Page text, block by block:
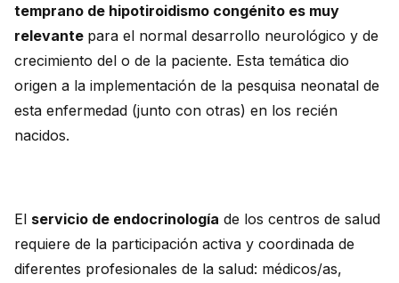
temprano de hipotiroidismo congénito es muy
relevante para el normal desarrollo neurológico y de
crecimiento del o de la paciente. Esta temática dio
origen a la implementación de la pesquisa neonatal de
esta enfermedad (junto con otras) en los recién
nacidos.
El servicio de endocrinología de los centros de salud
requiere de la participación activa y coordinada de
diferentes profesionales de la salud: médicos/as,